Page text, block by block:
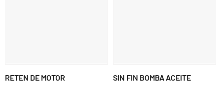
RETEN DE MOTOR
SIN FIN BOMBA ACEITE